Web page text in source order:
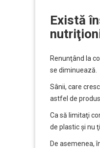
Există
Renunţând la
se diminuează.
Sânii, care
astfel de
Ca să limitaţi
de plastic şi nu
De asemenea,